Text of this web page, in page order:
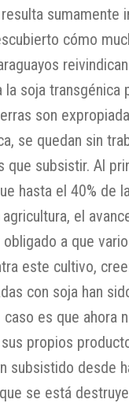
sumamente
cómo
la soja transgénica
son
se quedan sin
que subsistir. Al
hasta el 40% de
el
a que
este cultivo,
con soja han
es que ahora
propios
subsistido desde
se está